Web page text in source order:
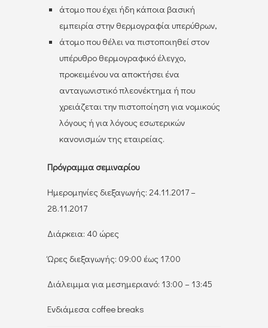
άτομο που έχει ήδη κάποια βασική
εμπειρία στην θερμογραφία υπερύθρων,
άτομο που θέλει να πιστοποιηθεί στον
υπέρυθρο θερμογραφικό έλεγχο,
προκειμένου να αποκτήσει ένα
ανταγωνιστικό πλεονέκτημα ή που
χρειάζεται την πιστοποίηση για νομικούς
λόγους ή για λόγους εσωτερικών
κανονισμών της εταιρείας.
Πρόγραμμα σεμιναρίου
Ημερομηνίες διεξαγωγής: 24.11.2017 –
28.11.2017
Διάρκεια: 40 ώρες
Ώρες διεξαγωγής: 09:00 έως 17:00
Διάλειμμα για μεσημεριανό: 13:00 – 13:45
Ενδιάμεσα coffee breaks